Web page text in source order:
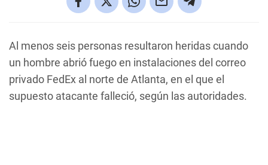
Al menos seis personas resultaron heridas cuando
un hombre abrió fuego en instalaciones del correo
privado FedEx al norte de Atlanta, en el que el
supuesto atacante falleció, según las autoridades.